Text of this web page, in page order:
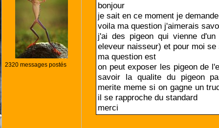
2320 messages postés
bonjour
je sait en ce moment je
voila ma question j'aimerais
j'ai des pigeon qui vienne
eleveur naisseur) et pour moi
ma question est
on peut exposer les pigeon de
savoir la qualite du pigeon
merite meme si on gagne un
il se rapproche du standard
merci